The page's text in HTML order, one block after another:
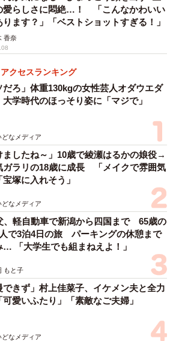
ん (@tsurutsuru710)
で抱っこ移動が原則、12キロ
しばらく辛い」
ーに乗っている時間に耐えれば、
理解しているようなので、（降りる
戻ります。マンションの規約上、敷
則なので１２キロをずっと抱っこし
がしばらく辛いくらいです」といい
自宅にはない大きなソファーがお気
に飛び乗って寛いでいます」（七さ
つるちゃんはご実家でも楽しく過ご
愛らしさに悶絶…！ 「こんなかわいい
ります？」「ベストショットすぎる！」
香奈
アクセスランキング
だろ」体重130kgの女性芸人オダウエダ
学時代のほっそり姿に「マジで」
どなメディア
ましたね～」10歳で綾瀬はるかの娘役→
ガラリの18歳に成長 「メイクで雰囲気
塚に入れそう」
どなメディア
、軽自動車で新潟から四国まで 65歳の
で3泊4日の旅 パーキングの休憩まで
… 「大学生でも組まねえよ！」
もと子
できず」村上佳菜子、イケメン夫と全力
可愛いふたり」「素敵なご夫婦」
どなメディア